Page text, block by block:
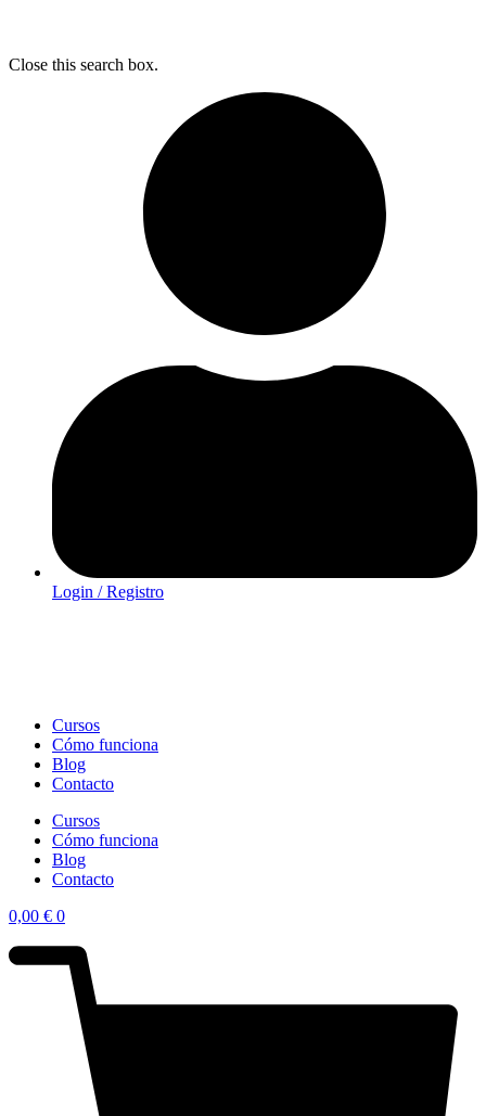
Close this search box.
Login / Registro
Cursos
Cómo funciona
Blog
Contacto
Cursos
Cómo funciona
Blog
Contacto
0,00 € 0